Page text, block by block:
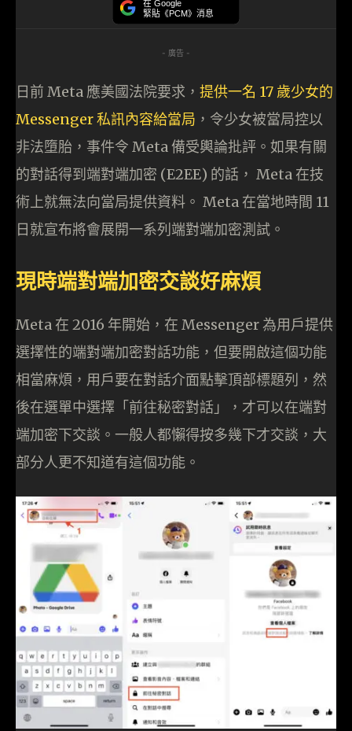
在 Google
緊貼《PCM》消息
- 廣告 -
日前 Meta 應美國法院要求， 提供一名 17 歲少女的
Messenger 私訊內容給當局 ，令少女被當局控以
非法墮胎，事件令 Meta 備受輿論批評。如果有關
的對話得到端對端加密 (E2EE) 的話， Meta 在技
術上就無法向當局提供資料。 Meta 在當地時間 11
日就宣布將會展開一系列端對端加密測試。
現時端對端加密交談好麻煩
Meta 在 2016 年開始，在 Messenger 為用戶提供
選擇性的端對端加密對話功能，但要開啟這個功能
相當麻煩，用戶要在對話介面點擊頂部標題列，然
後在選單中選擇「前往秘密對話」，才可以在端對
端加密下交談。一般人都懶得按多幾下才交談，大
部分人更不知道有這個功能。